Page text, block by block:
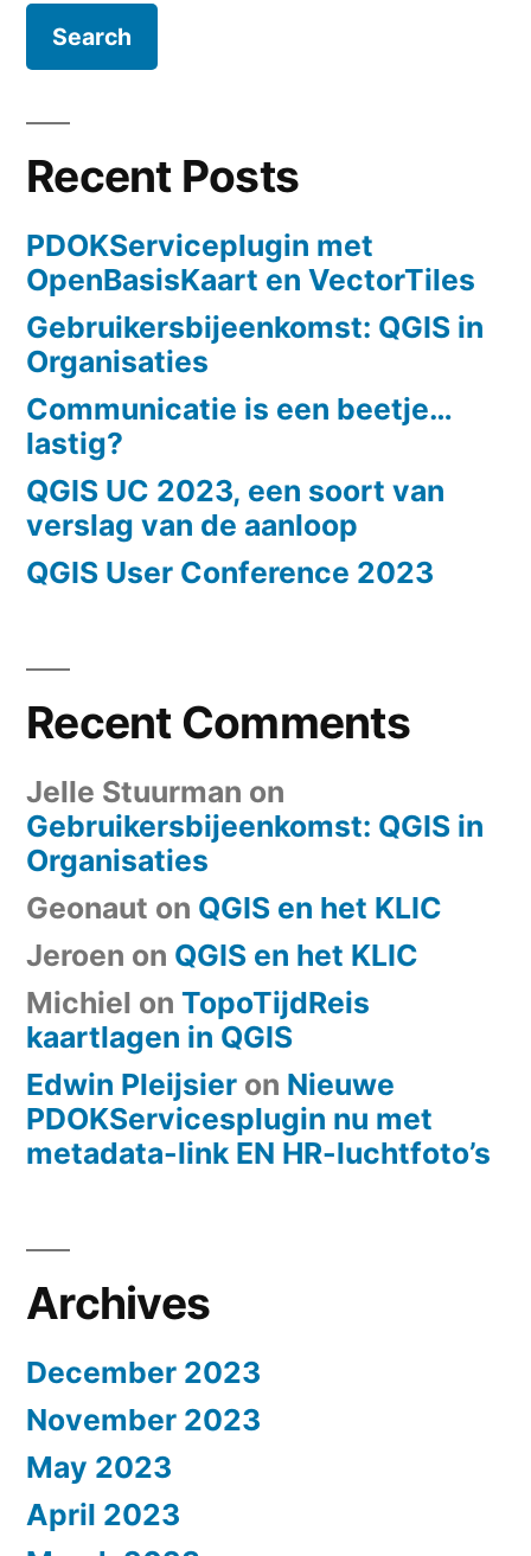
Recent Posts
PDOKServiceplugin met
OpenBasisKaart en VectorTiles
Gebruikersbijeenkomst: QGIS in
Organisaties
Communicatie is een beetje…
lastig?
QGIS UC 2023, een soort van
verslag van de aanloop
QGIS User Conference 2023
Recent Comments
Jelle Stuurman on
Gebruikersbijeenkomst: QGIS in
Organisaties
Geonaut on QGIS en het KLIC
Jeroen on QGIS en het KLIC
Michiel on TopoTijdReis
kaartlagen in QGIS
Edwin Pleijsier on Nieuwe
PDOKServicesplugin nu met
metadata-link EN HR-luchtfoto’s
Archives
December 2023
November 2023
May 2023
April 2023